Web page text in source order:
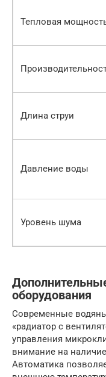
Тепловая
Длина струи
Давление воды
Уровень шума
оборудования
Современные
«радиатор с
управления
внимание на
Автоматика